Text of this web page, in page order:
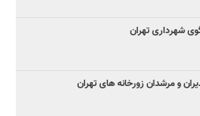
شهرداری تهران
و مرشدان زورخانه های تهران